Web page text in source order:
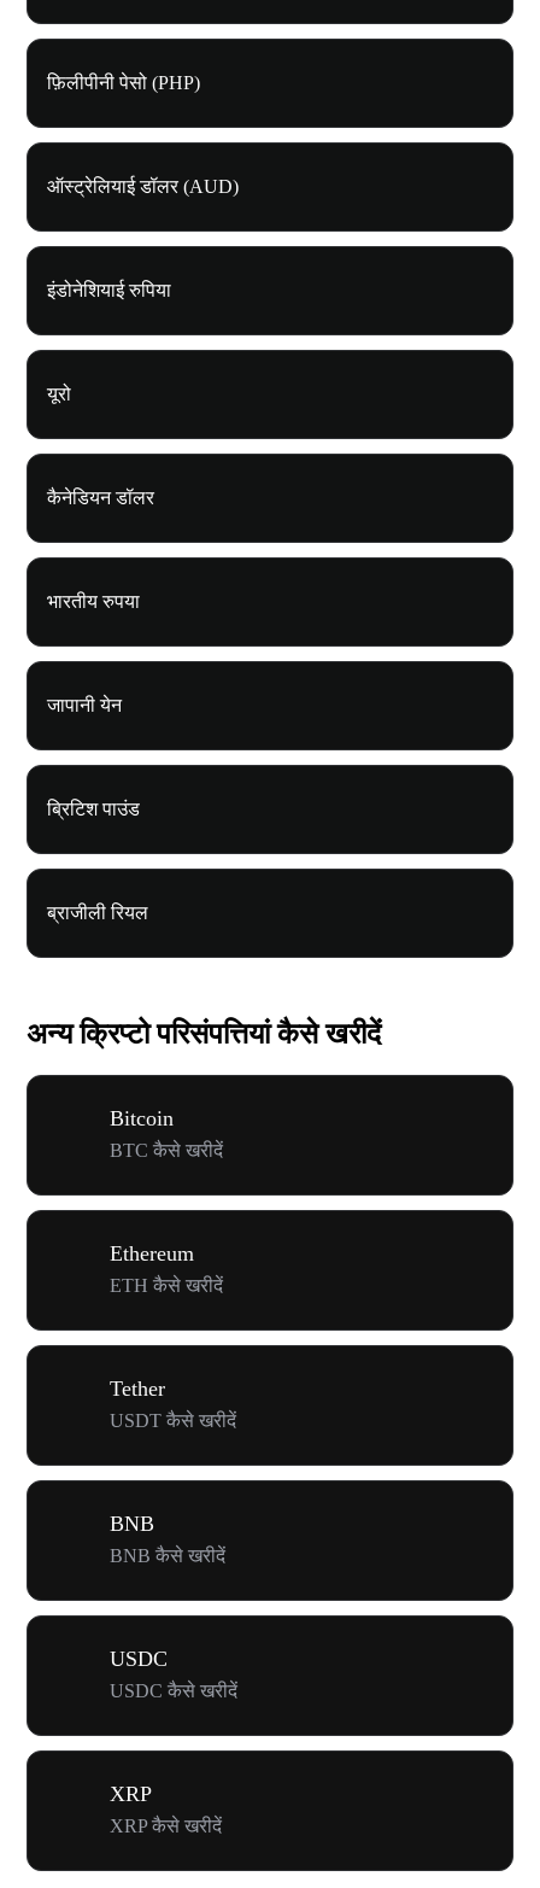
फ़िलीपीनी पेसो (PHP)
ऑस्ट्रेलियाई डॉलर (AUD)
इंडोनेशियाई रुपिया
यूरो
कैनेडियन डॉलर
भारतीय रुपया
जापानी येन
ब्रिटिश पाउंड
ब्राजीली रियल
अन्य क्रिप्टो परिसंपत्तियां कैसे खरीदें
Bitcoin
BTC कैसे खरीदें
Ethereum
ETH कैसे खरीदें
Tether
USDT कैसे खरीदें
BNB
BNB कैसे खरीदें
USDC
USDC कैसे खरीदें
XRP
XRP कैसे खरीदें